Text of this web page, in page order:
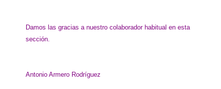
Damos las gracias a nuestro colaborador habitual en esta
sección.
Antonio Armero Rodríguez